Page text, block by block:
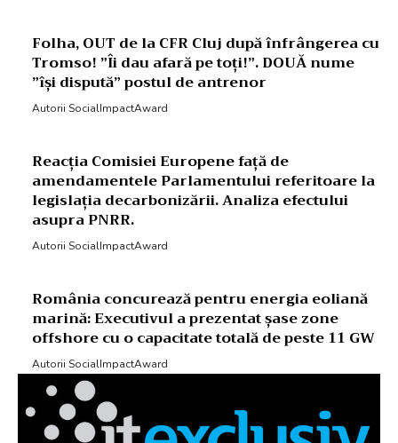
Folha, OUT de la CFR Cluj după înfrângerea cu
Tromso! ”Îi dau afară pe toți!”. DOUĂ nume
”își dispută” postul de antrenor
Autorii SocialImpactAward
Reacția Comisiei Europene față de
amendamentele Parlamentului referitoare la
legislația decarbonizării. Analiza efectului
asupra PNRR.
Autorii SocialImpactAward
România concurează pentru energia eoliană
marină: Executivul a prezentat șase zone
offshore cu o capacitate totală de peste 11 GW
Autorii SocialImpactAward